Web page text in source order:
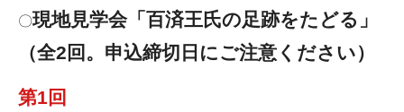
〇現地見学会「百済王氏の足跡をたどる」
（全2回。申込締切日にご注意ください）
第1回